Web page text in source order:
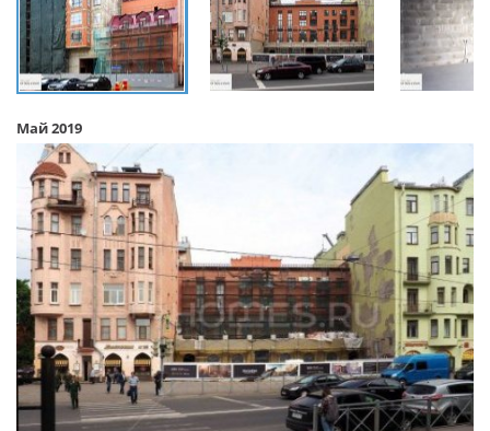
Май 2019